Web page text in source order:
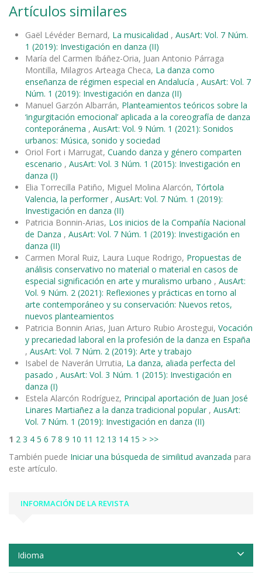
Artículos similares
Gaël Lévéder Bernard, La musicalidad , AusArt: Vol. 7 Núm.
1 (2019): Investigación en danza (II)
María del Carmen Ibáñez-Oria, Juan Antonio Párraga
Montilla, Milagros Arteaga Checa, La danza como
enseñanza de régimen especial en Andalucía , AusArt: Vol. 7
Núm. 1 (2019): Investigación en danza (II)
Manuel Garzón Albarrán, Planteamientos teóricos sobre la
‘ingurgitación emocional’ aplicada a la coreografía de danza
conteporánema , AusArt: Vol. 9 Núm. 1 (2021): Sonidos
urbanos: Música, sonido y sociedad
Oriol Fort i Marrugat, Cuando danza y género comparten
escenario , AusArt: Vol. 3 Núm. 1 (2015): Investigación en
danza (I)
Elia Torrecilla Patiño, Miguel Molina Alarcón, Tórtola
Valencia, la performer , AusArt: Vol. 7 Núm. 1 (2019):
Investigación en danza (II)
Patricia Bonnin-Arias, Los inicios de la Compañía Nacional
de Danza , AusArt: Vol. 7 Núm. 1 (2019): Investigación en
danza (II)
Carmen Moral Ruiz, Laura Luque Rodrigo, Propuestas de
análisis conservativo no material o material en casos de
especial significación en arte y muralismo urbano , AusArt:
Vol. 9 Núm. 2 (2021): Reflexiones y prácticas en torno al
arte contemporáneo y su conservación: Nuevos retos,
nuevos planteamientos
Patricia Bonnin Arias, Juan Arturo Rubio Arostegui, Vocación
y precariedad laboral en la profesión de la danza en España
, AusArt: Vol. 7 Núm. 2 (2019): Arte y trabajo
Isabel de Naverán Urrutia, La danza, aliada perfecta del
pasado , AusArt: Vol. 3 Núm. 1 (2015): Investigación en
danza (I)
Estela Alarcón Rodríguez, Principal aportación de Juan José
Linares Martiañez a la danza tradicional popular , AusArt:
Vol. 7 Núm. 1 (2019): Investigación en danza (II)
1 2 3 4 5 6 7 8 9 10 11 12 13 14 15 > >>
También puede Iniciar una búsqueda de similitud avanzada para
este artículo.
INFORMACIÓN DE LA REVISTA
Idioma